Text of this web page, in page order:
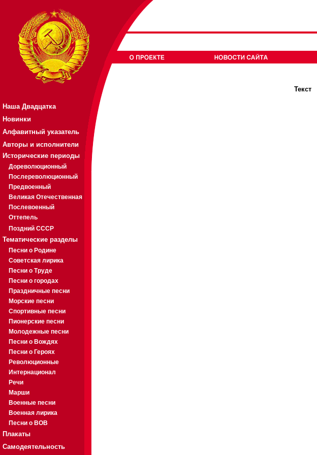
Наша Двадцатка
Новинки
Алфавитный указатель
Авторы и исполнители
Исторические периоды
Дореволюционный
Послереволюционный
Предвоенный
Великая Отечественная
Послевоенный
Оттепель
Поздний СССР
Тематические разделы
Песни о Родине
Советская лирика
Песни о Труде
Песни о городах
Праздничные песни
Морские песни
Спортивные песни
Пионерские песни
Молодежные песни
Песни о Вождях
Песни о Героях
Революционные
Интернационал
Речи
Марши
Военные песни
Военная лирика
Песни о ВОВ
Плакаты
Самодеятельность
Текст